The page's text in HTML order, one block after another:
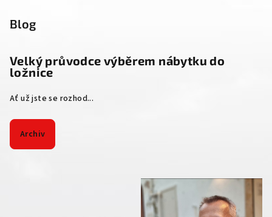
Blog
Velký průvodce výběrem nábytku do
ložnice
Ať už jste se rozhod...
Archiv